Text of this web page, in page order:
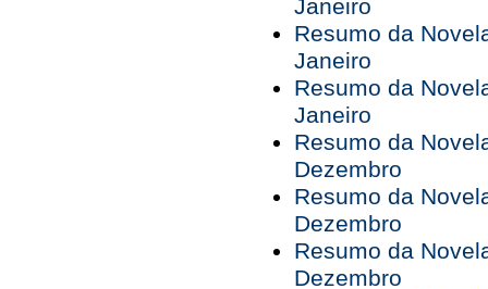
Janeiro
Resumo da
Janeiro
Resumo da
Janeiro
Resumo da
Dezembro
Resumo da
Dezembro
Resumo da
Dezembro